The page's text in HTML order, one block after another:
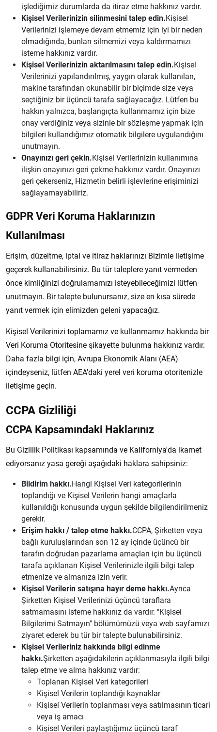
işlediğimiz durumlarda da itiraz etme hakkınız vardır.
Kişisel Verilerinizin silinmesini talep edin.Kişisel
Verilerinizi işlemeye devam etmemiz için iyi bir neden
olmadığında, bunları silmemizi veya kaldırmamızı
isteme hakkınız vardır.
Kişisel Verilerinizin aktarılmasını talep edin.Kişisel
Verilerinizi yapılandırılmış, yaygın olarak kullanılan,
makine tarafından okunabilir bir biçimde size veya
seçtiğiniz bir üçüncü tarafa sağlayacağız. Lütfen bu
hakkın yalnızca, başlangıçta kullanmamız için bize
onay verdiğiniz veya sizinle bir sözleşme yapmak için
bilgileri kullandığımız otomatik bilgilere uygulandığını
unutmayın.
Onayınızı geri çekin.Kişisel Verilerinizin kullanımına
ilişkin onayınızı geri çekme hakkınız vardır. Onayınızı
geri çekerseniz, Hizmetin belirli işlevlerine erişiminizi
sağlayamayabiliriz.
GDPR Veri Koruma Haklarınızın
Kullanılması
Erişim, düzeltme, iptal ve itiraz haklarınızı Bizimle iletişime
geçerek kullanabilirsiniz. Bu tür taleplere yanıt vermeden
önce kimliğinizi doğrulamamızı isteyebileceğimizi lütfen
unutmayın. Bir talepte bulunursanız, size en kısa sürede
yanıt vermek için elimizden geleni yapacağız.
Kişisel Verilerinizi toplamamız ve kullanmamız hakkında bir
Veri Koruma Otoritesine şikayette bulunma hakkınız vardır.
Daha fazla bilgi için, Avrupa Ekonomik Alanı (AEA)
içindeyseniz, lütfen AEA'daki yerel veri koruma otoritenizle
iletişime geçin.
CCPA Gizliliği
CCPA Kapsamındaki Haklarınız
Bu Gizlilik Politikası kapsamında ve Kaliforniya'da ikamet
ediyorsanız yasa gereği aşağıdaki haklara sahipsiniz:
Bildirim hakkı.Hangi Kişisel Veri kategorilerinin
toplandığı ve Kişisel Verilerin hangi amaçlarla
kullanıldığı konusunda uygun şekilde bilgilendirilmeniz
gerekir.
Erişim hakkı / talep etme hakkı.CCPA, Şirketten veya
bağlı kuruluşlarından son 12 ay içinde üçüncü bir
tarafın doğrudan pazarlama amaçları için bu üçüncü
tarafa açıklanan Kişisel Verilerinizle ilgili bilgi talep
etmenize ve almanıza izin verir.
Kişisel Verilerin satışına hayır deme hakkı.Ayrıca
Şirketten Kişisel Verilerinizi üçüncü taraflara
satmamasını isteme hakkınız da vardır. "Kişisel
Bilgilerimi Satmayın" bölümümüzü veya web sayfamızı
ziyaret ederek bu tür bir talepte bulunabilirsiniz.
Kişisel Verileriniz hakkında bilgi edinme
hakkı.Şirketten aşağıdakilerin açıklanmasıyla ilgili bilgi
talep etme ve alma hakkınız vardır:
Toplanan Kişisel Veri kategorileri
Kişisel Verilerin toplandığı kaynaklar
Kişisel Verilerin toplanması veya satılmasının ticari
veya iş amacı
Kişisel Verileri paylaştığımız üçüncü taraf